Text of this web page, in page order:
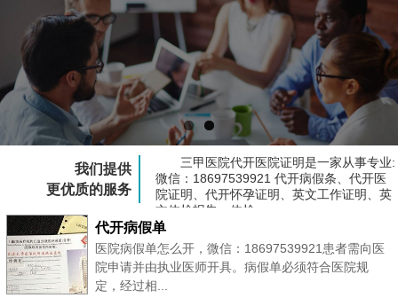
我们提供
更优质的服务
三甲医院代开医院证明是一家从事专业:
微信：18697539921 代开病假条、代开医
院证明、代开怀孕证明、英文工作证明、英
文体检报告、体检...
代开病假单
医院病假单怎么开，微信：18697539921患者需向医
院申请并由执业医师开具。病假单必须符合医院规
定，经过相...